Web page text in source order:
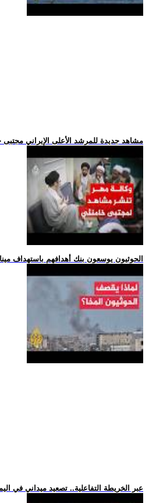
.. مشاهد جديدة للمرشد الأعلى الإيراني مجتبى
.. الحوثيون يوسعون بنك أهدافهم باستهداف
.. عبر الخريطة التفاعلية.. تصعيد ميداني في